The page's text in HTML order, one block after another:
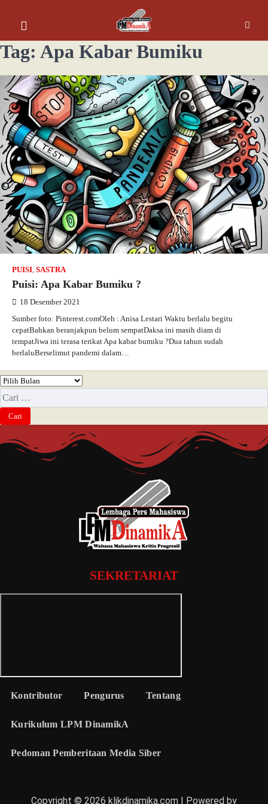
Tag: Apa Kabar Bumiku
PUISI, SASTRA
Puisi: Apa Kabar Bumiku ?
18 Desember 2021
Sumber foto: Pinterest.comOleh : Anisa Lestari Waktu berlalu begitu
cepatBahkan beranjakpun belum sempatDaksa ini masih diam di
tempatJiwa ini terasa terikat Apa kabar bumiku ?Dua tahun sudah
berlaluBerselimut pandemi dalam…
SEKRETARIAT
Kontributor Pengurus Tentang
Kurikulum LPM DinamikA
Pedoman Pemberitaan Media Siber
Copyright © 2026 klikdinamika.com | Powered by